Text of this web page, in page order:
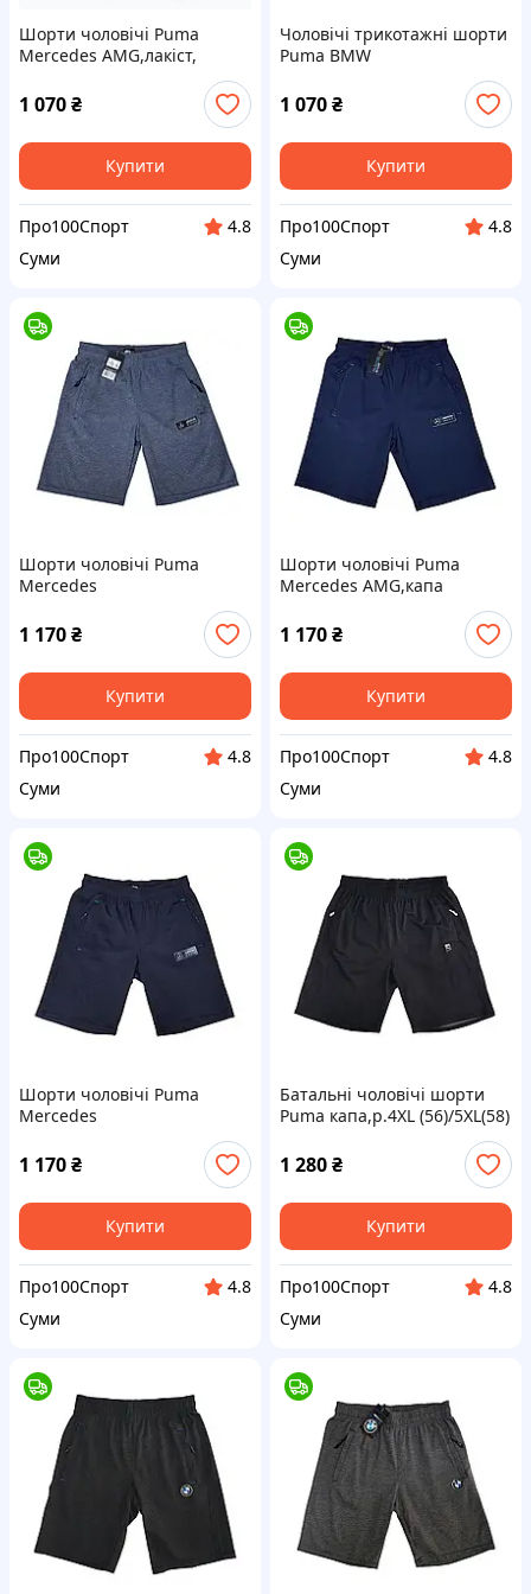
Шорти чоловічі Puma
Mercedes AMG,лакіст,
1 070₴
Купити
Про100Спорт
4.8
Суми
Чоловічі трикотажні шорти
Puma BMW
1 070₴
Купити
Про100Спорт
4.8
Суми
Шорти чоловічі Puma
Mercedes
L(48)-2шт / XL(50)
1 170₴
Купити
Про100Спорт
4.8
Суми
Шорти чоловічі Puma
Mercedes AMG,капа
1 170₴
Купити
Про100Спорт
4.8
Суми
Шорти чоловічі Puma
Mercedes
1 170₴
Купити
Про100Спорт
4.8
Суми
Батальні чоловічі шорти
Puma капа,р.4XL (56)/5XL(58)
1 280₴
Купити
Про100Спорт
4.8
Суми